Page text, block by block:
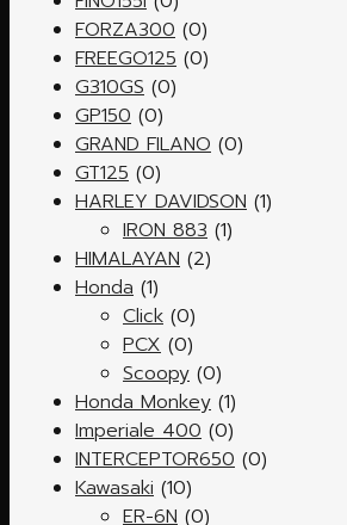
FORZA300 (0)
FREEGO125 (0)
G310GS (0)
GP150 (0)
GRAND FILANO (0)
GT125 (0)
HARLEY DAVIDSON (1)
IRON 883 (1)
HIMALAYAN (2)
Honda (1)
Click (0)
PCX (0)
Scoopy (0)
Honda Monkey (1)
Imperiale 400 (0)
INTERCEPTOR650 (0)
Kawasaki (10)
ER-6N (0)